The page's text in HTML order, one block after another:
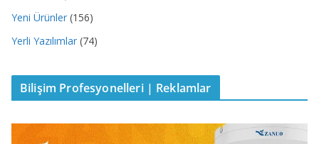
Yeni Ürünler (156)
Yerli Yazılımlar (74)
Bilişim Profesyonelleri | Reklamlar